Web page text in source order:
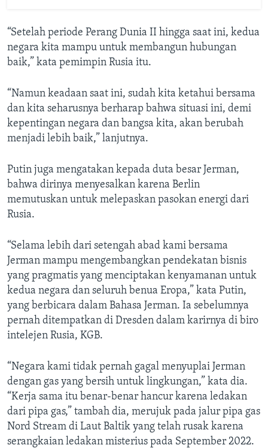
“Setelah periode Perang Dunia II hingga saat ini, kedua
negara kita mampu untuk membangun hubungan
baik,” kata pemimpin Rusia itu.
“Namun keadaan saat ini, sudah kita ketahui bersama
dan kita seharusnya berharap bahwa situasi ini, demi
kepentingan negara dan bangsa kita, akan berubah
menjadi lebih baik,” lanjutnya.
Putin juga mengatakan kepada duta besar Jerman,
bahwa dirinya menyesalkan karena Berlin
memutuskan untuk melepaskan pasokan energi dari
Rusia.
“Selama lebih dari setengah abad kami bersama
Jerman mampu mengembangkan pendekatan bisnis
yang pragmatis yang menciptakan kenyamanan untuk
kedua negara dan seluruh benua Eropa,” kata Putin,
yang berbicara dalam Bahasa Jerman. Ia sebelumnya
pernah ditempatkan di Dresden dalam karirnya di biro
intelejen Rusia, KGB.
“Negara kami tidak pernah gagal menyuplai Jerman
dengan gas yang bersih untuk lingkungan,” kata dia.
“Kerja sama itu benar-benar hancur karena ledakan
dari pipa gas,” tambah dia, merujuk pada jalur pipa gas
Nord Stream di Laut Baltik yang telah rusak karena
serangkaian ledakan misterius pada September 2022.